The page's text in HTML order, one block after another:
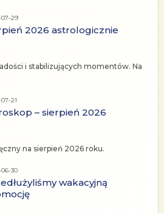
29
2026 astrologicznie
i stabilizujących momentów. Na
21
– sierpień 2026
na sierpień 2026 roku.
30
wakacyjną